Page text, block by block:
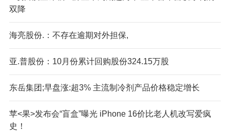
双降
海亮股份.：不存在逾期对外担保,
亚.普股份：10月份累计回购股份324.15万股
东岳集团;早盘涨:超3% 主流制冷剂产品价格稳定增长
苹<果>发布会“盲盒”曝光 iPhone 16价比老人机改写爱疯
史！